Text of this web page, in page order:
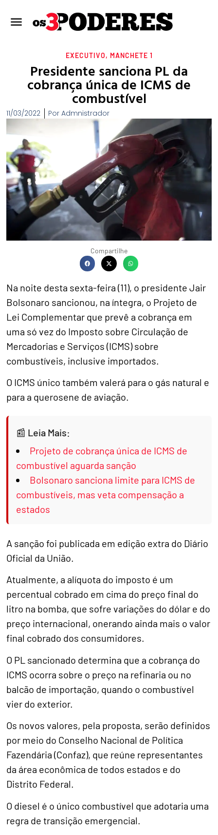
EXECUTIVO, MANCHETE 1
Presidente sanciona PL da
cobrança única de ICMS de
combustível
11/03/2022 Por Admnistrador
Compartilhe
Na noite desta sexta-feira (11), o presidente Jair
Bolsonaro sancionou, na íntegra, o Projeto de
Lei Complementar que prevê a cobrança em
uma só vez do Imposto sobre Circulação de
Mercadorias e Serviços (ICMS) sobre
combustíveis, inclusive importados.
O ICMS único também valerá para o gás natural e
para a querosene de aviação.
Leia Mais:
Projeto de cobrança única de ICMS de
combustível aguarda sanção
Bolsonaro sanciona limite para ICMS de
combustíveis, mas veta compensação a
estados
A sanção foi publicada em edição extra do Diário
Oficial da União.
Atualmente, a alíquota do imposto é um
percentual cobrado em cima do preço final do
litro na bomba, que sofre variações do dólar e do
preço internacional, onerando ainda mais o valor
final cobrado dos consumidores.
O PL sancionado determina que a cobrança do
ICMS ocorra sobre o preço na refinaria ou no
balcão de importação, quando o combustível
vier do exterior.
Os novos valores, pela proposta, serão definidos
por meio do Conselho Nacional de Política
Fazendária (Confaz), que reúne representantes
da área econômica de todos estados e do
Distrito Federal.
O diesel é o único combustível que adotaria uma
regra de transição emergencial.